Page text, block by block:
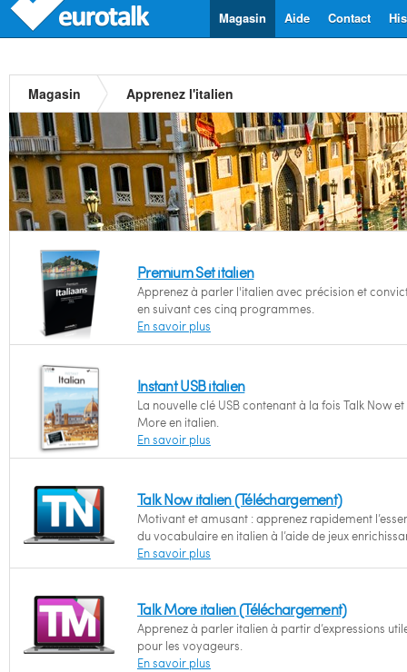
Contact
Aide
Magasin
Magasin Apprenez l'italien
Premium Set italien
Apprenez à parler l'italien avec précision et
en suivant ces cinq programmes.
En savoir plus
Instant USB italien
La nouvelle clé USB contenant à la fois Talk Now et
More en italien.
En savoir plus
Talk Now italien (Téléchargement)
Motivant et amusant : apprenez rapidement
du vocabulaire en italien à l’aide de jeux
En savoir plus
Talk More italien (Téléchargement)
Apprenez à parler italien à partir d’expressions
pour les voyageurs.
En savoir plus